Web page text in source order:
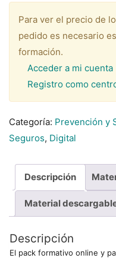
Para ver el precio de
pedido es necesario
formación.
Acceder a mi cuenta
Registro como
Categoría: Prevención y
Seguros, Digital
Descripción
Material
Descripción
El pack formativo online y